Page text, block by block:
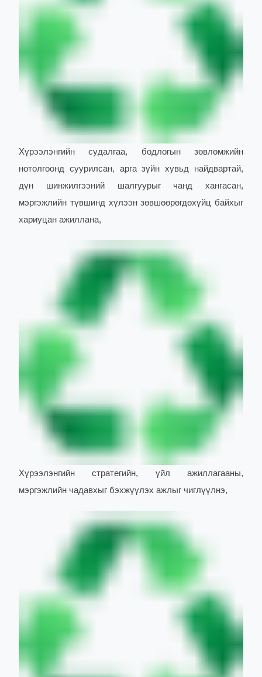
Хүрээлэнгийн судалгаа, бодлогын зөвлөмжийн
нотолгоонд суурилсан, арга зүйн хувьд найдвартай,
дүн шинжилгээний шалгуурыг чанд хангасан,
мэргэжлийн түвшинд хүлээн зөвшөөрөгдөхүйц байхыг
хариуцан ажиллана,
Хүрээлэнгийн стратегийн, үйл ажиллагааны,
мэргэжлийн чадавхыг бэхжүүлэх ажлыг чиглүүлнэ,